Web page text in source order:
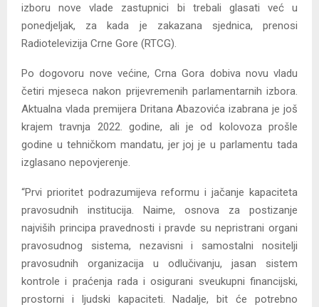
izboru nove vlade zastupnici bi trebali glasati već u
ponedjeljak, za kada je zakazana sjednica, prenosi
Radiotelevizija Crne Gore (RTCG).
Po dogovoru nove većine, Crna Gora dobiva novu vladu
četiri mjeseca nakon prijevremenih parlamentarnih izbora.
Aktualna vlada premijera Dritana Abazovića izabrana je još
krajem travnja 2022. godine, ali je od kolovoza prošle
godine u tehničkom mandatu, jer joj je u parlamentu tada
izglasano nepovjerenje.
“Prvi prioritet podrazumijeva reformu i jačanje kapaciteta
pravosudnih institucija. Naime, osnova za postizanje
najviših principa pravednosti i pravde su nepristrani organi
pravosudnog sistema, nezavisni i samostalni nositelji
pravosudnih organizacija u odlučivanju, jasan sistem
kontrole i praćenja rada i osigurani sveukupni financijski,
prostorni i ljudski kapaciteti. Nadalje, bit će potrebno